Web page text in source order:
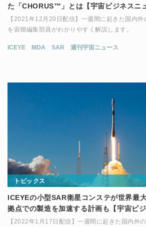
た「CHORUS™」とは【宇宙ビジネスニ
【2021年12月20日配信】一週間に起きた国内
を宙畑編集部員がわかりやすく解説します。
ICEYE MDA SAR 週刊宇宙ニュース
トピックス
ICEYEの小型SAR衛星コンステが世界最
拠点での製造を加速する計画も【宇宙ビジ
【2022年1月17日配信】一週間に起きた国内外